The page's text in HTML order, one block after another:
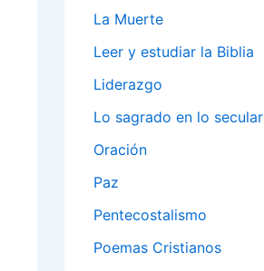
La Muerte
Leer y estudiar la Biblia
Liderazgo
Lo sagrado en lo secular
Oración
Paz
Pentecostalismo
Poemas Cristianos